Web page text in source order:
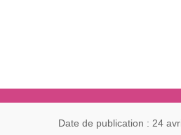
Date de publication : 24